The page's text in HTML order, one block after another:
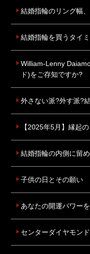
結婚指輪のリング幅
結婚指輪を買うタイ
William-Lenny
ド)をご存知ですか?
外さない派?外す派?
【2025年5月】縁起
結婚指輪の内側に留
子供の日とその願い
あなたの開運パワー
センターダイヤモン